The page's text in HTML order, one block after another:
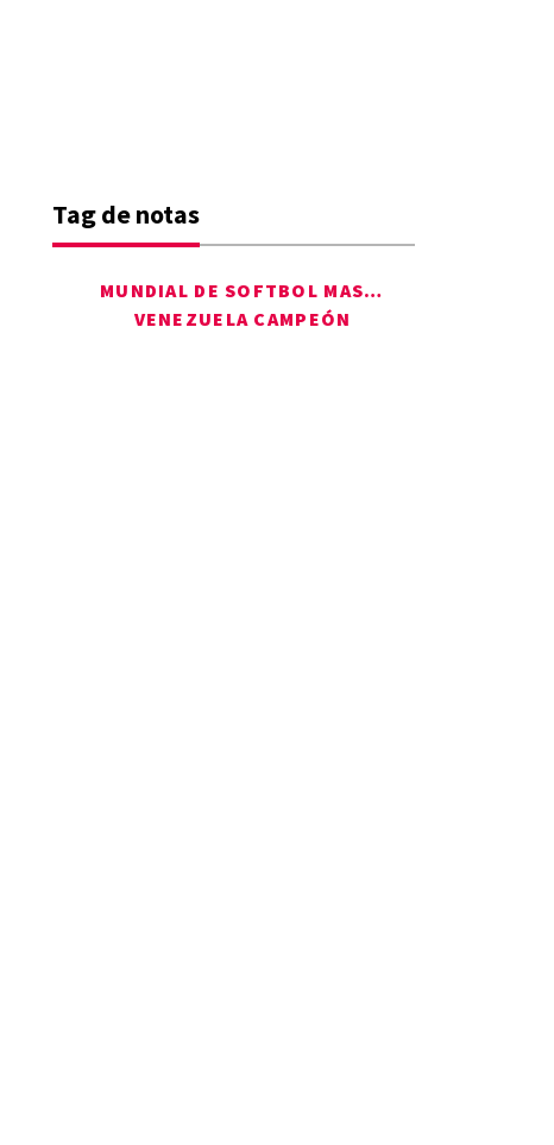
Tag de notas
MUNDIAL DE SOFTBOL MASCULINO
VENEZUELA CAMPEÓN